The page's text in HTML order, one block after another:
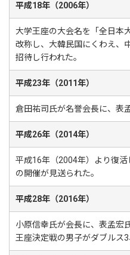
平成18年（2006年）
大学王座の大会名を「全日本
改称し、大韓民国にくわえ、
招待し行われた。
平成23年（2011年）
倉田祐司氏が名誉会長に、表
平成26年（2014年）
平成16年（2004年）より復
の開催が見送られた。
平成28年（2016年）
小原信幸氏が会長に、表孟宏
王座決定戦の男子がダブルス3